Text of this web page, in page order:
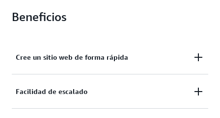
Beneficios
Cree un sitio web de forma rápida
Cree un sitio web o una aplicación con tan solo unos
Facilidad de escalado